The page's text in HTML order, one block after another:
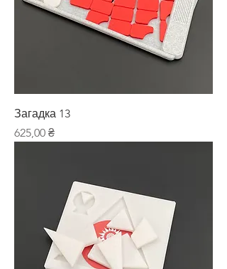
Загадка 13
Ціна
625,00 ₴